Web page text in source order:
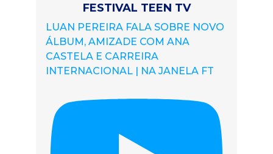
FESTIVAL TEEN TV
LUAN PEREIRA FALA SOBRE NOVO
ÁLBUM, AMIZADE COM ANA
CASTELA E CARREIRA
INTERNACIONAL | NA JANELA FT